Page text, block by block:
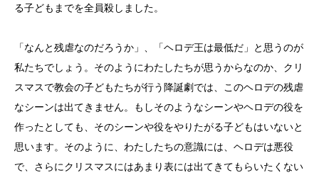
る子どもまでを全員殺しました。
「なんと残虐なのだろうか」、「ヘロデ王は最低だ」と思うのが
私たちでしょう。そのようにわたしたちが思うからなのか、クリ
スマスで教会の子どもたちが行う降誕劇では、このヘロデの残虐
なシーンは出てきません。もしそのようなシーンやヘロデの役を
作ったとしても、そのシーンや役をやりたがる子どもはいないと
思います。そのように、わたしたちの意識には、ヘロデは悪役
で、さらにクリスマスにはあまり表には出てきてもらいたくない